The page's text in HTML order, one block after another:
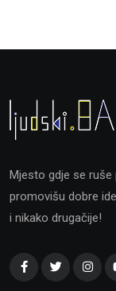
Mjesto gdje se ruše
promovišu dobre
i nikako drugačije!